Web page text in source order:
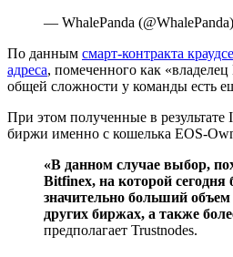
— WhalePanda (@WhalePanda)
По данным смарт-контракта
адреса, помеченного как
общей сложности у команды есть
При этом полученные в результате
биржи именно с кошелька EOS-
«В данном случае выбор,
Bitfinex, на которой
значительно больший
других биржах, а также
предполагает Trustnodes.